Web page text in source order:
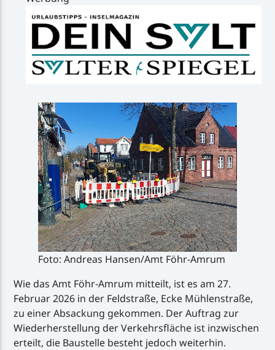
Foto: Andreas Hansen/Amt Föhr-Amrum
Wie das Amt Föhr-Amrum mitteilt, ist es am 27.
Februar 2026 in der Feldstraße, Ecke Mühlenstraße,
zu einer Absackung gekommen. Der Auftrag zur
Wiederherstellung der Verkehrsfläche ist inzwischen
erteilt, die Baustelle besteht jedoch weiterhin.